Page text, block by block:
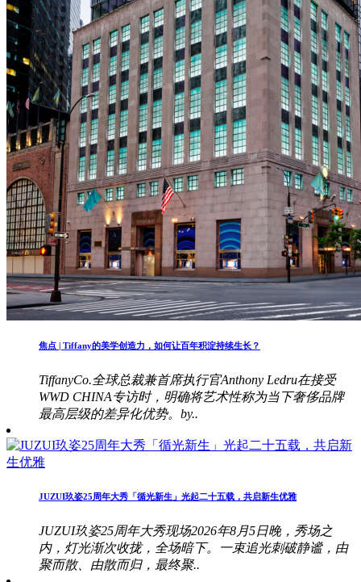
焦点 | Tiffany的美学创造力，如何让百年积淀持续生长？
TiffanyCo.全球总裁兼首席执行官Anthony Ledru在接受
WWD CHINA专访时，明确将艺术性称为当下奢侈品牌
最高层级的差异化优势。by..
JUZUI玖姿25周年大秀「循光新生」光起二十五载，共启新生优雅
JUZUI玖姿25周年大秀现场2026年8月5日晚，秀场之
内，灯光渐次收拢，全场暗下。一束追光刺破静谧，由
聚而散、由散而归，最终聚..